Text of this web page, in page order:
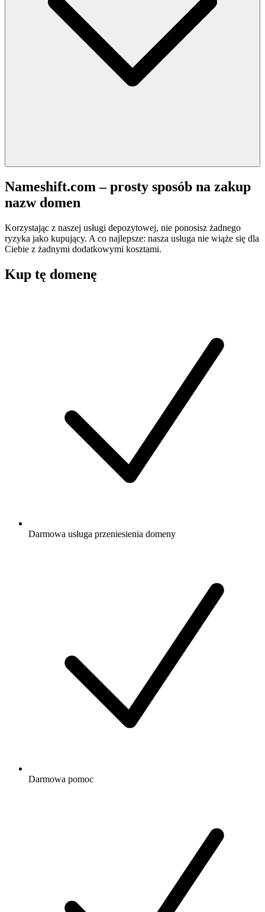
Nameshift.com – prosty sposób na zakup
nazw domen
Korzystając z naszej usługi depozytowej, nie ponosisz żadnego
ryzyka jako kupujący. A co najlepsze: nasza usługa nie wiąże się dla
Ciebie z żadnymi dodatkowymi kosztami.
Kup tę domenę
Darmowa usługa przeniesienia domeny
Darmowa pomoc